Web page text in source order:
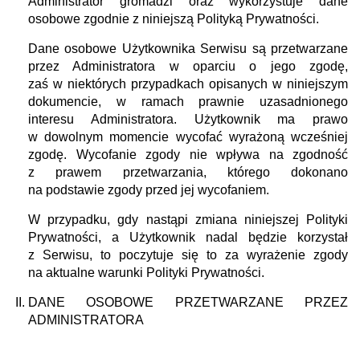
osobowe zgodnie z niniejszą Polityką Prywatności.
Dane osobowe Użytkownika Serwisu są przetwarzane
przez Administratora w oparciu o jego zgodę,
zaś w niektórych przypadkach opisanych w niniejszym
dokumencie, w ramach prawnie uzasadnionego
interesu Administratora. Użytkownik ma prawo
w dowolnym momencie wycofać wyrażoną wcześniej
zgodę. Wycofanie zgody nie wpływa na zgodność
z prawem przetwarzania, którego dokonano
na podstawie zgody przed jej wycofaniem.
W przypadku, gdy nastąpi zmiana niniejszej Polityki
Prywatności, a Użytkownik nadal będzie korzystał
z Serwisu, to poczytuje się to za wyrażenie zgody
na aktualne warunki Polityki Prywatności.
DANE OSOBOWE PRZETWARZANE PRZEZ
ADMINISTRATORA